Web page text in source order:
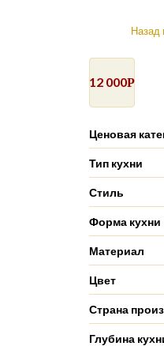
Назад
12 000Р
Ценовая
Тип кухни
Стиль
Форма кухни
Материал
Цвет
Страна
Глубина